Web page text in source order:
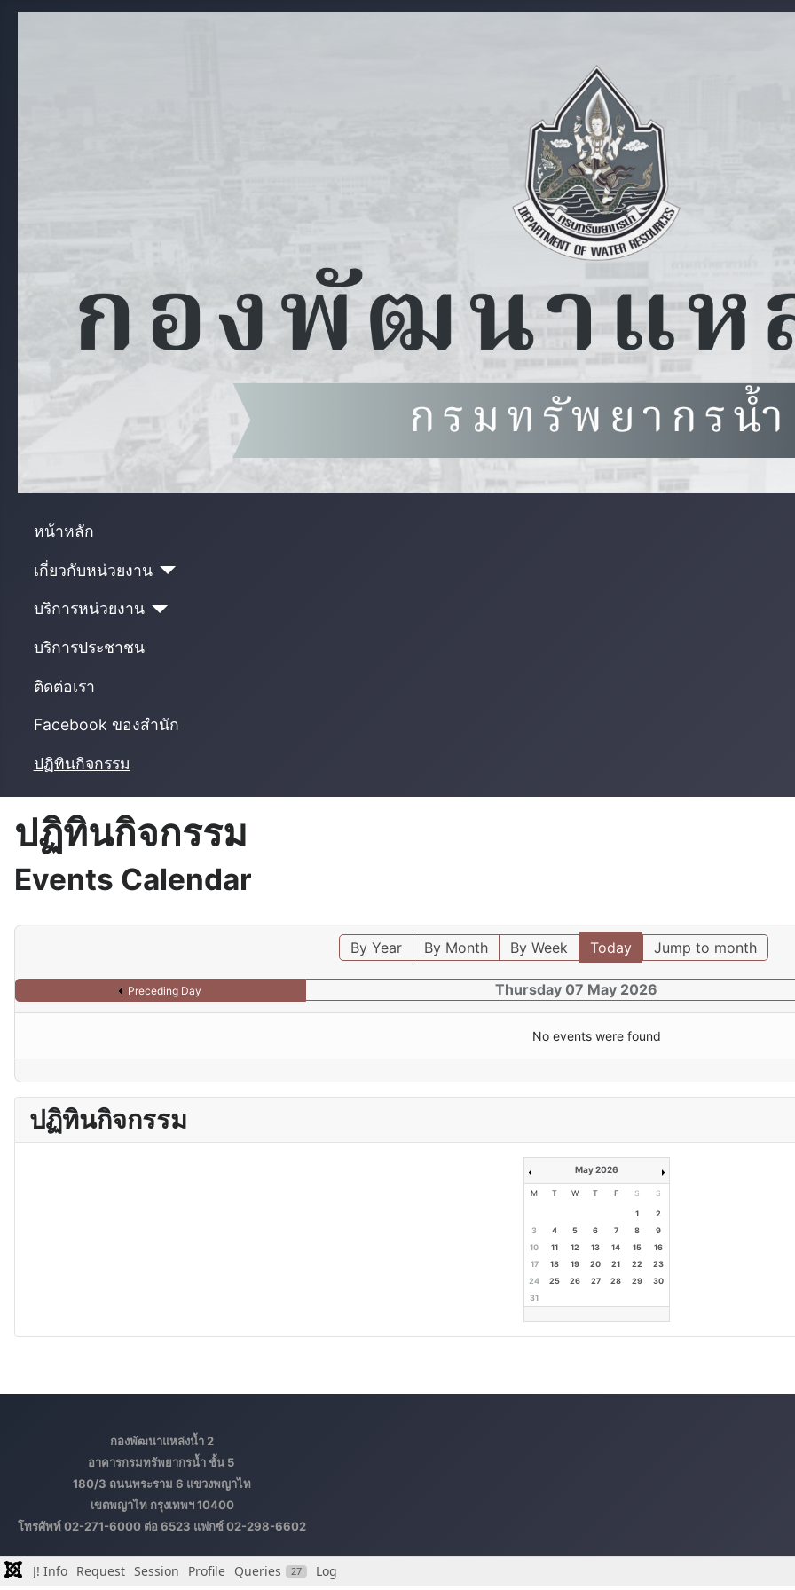
หน้าหลัก
เกี่ยวกับหน่วยงาน
บริการหน่วยงาน
บริการประชาชน
ติดต่อเรา
Facebook ของสำนัก
ปฏิทินกิจกรรม
ปฏิทินกิจกรรม
Events Calendar
By Year By Month By Week Today Jump to month
Preceding Day Thursday 07 May 2026
No events were found
ปฏิทินกิจกรรม
May 2026
M T W T F S S
1
2
3
4 5 6 7 8
9
10
11 12 13 14 15
16
17
18 19 20 21 22
23
24
25 26 27 28 29
30
31
กองพัฒนาแหล่งน้ำ 2
อาคารกรมทรัพยากรน้ำ ชั้น 5
180/3 ถนนพระราม 6 แขวงพญาไท
เขตพญาไท กรุงเทพฯ 10400
โทรศัพท์ 02-271-6000 ต่อ 6523 แฟกซ์ 02-298-6602
J! Info Request Session Profile Queries 27 Log